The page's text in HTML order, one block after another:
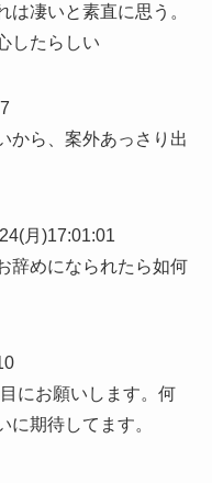
凄いと素直に思う。
したらしい
から、案外あっさり出
月)17:01:01
辞めになられたら如何
にお願いします。何
に期待してます。